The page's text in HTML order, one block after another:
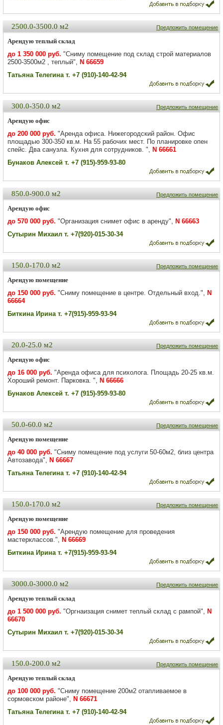
Предложить помещение
2500.0-3500.0 м2
Арендую теплый склад
до 1 350 000 руб. "Сниму помещение под склад строй материалов
2500-3500м2 , теплый", N 66659
Татьяна Телегина т. +7 (910)-140-42-94
Предложить помещение
300.0-350.0 м2
Арендую офис
до 200 000 руб. "Аренда офиса. Нижегородский район. Офис
площадью 300-350 кв.м. На 55 рабочих мест. По планировке опен
спейс. Два санузла. Кухня для сотрудников. ", N 66661
Бунаков Алексей т. +7 (915)-959-93-80
Предложить помещение
850.0-900.0 м2
Арендую офис
до 570 000 руб. "Организация снимет офис в аренду", N 66663
Сутырин Михаил т. +7(920)-015-30-34
Предложить помещение
150.0-170.0 м2
Арендую помещение
до 150 000 руб. "Сниму помещение в центре. Отдельный вход.", N
66664
Биткина Ирина т. +7(915)-959-93-94
Предложить помещение
20.0-25.0 м2
Арендую офис
до 16 000 руб. "Аренда офиса для психолога. Площадь 20-25 кв.м.
Хороший ремонт. Парковка. ", N 66666
Бунаков Алексей т. +7 (915)-959-93-80
Предложить помещение
50.0-60.0 м2
Арендую помещение
до 40 000 руб. "Сниму помещение под услуги 50-60м2, близ центра
Автозавода", N 66667
Татьяна Телегина т. +7 (910)-140-42-94
Предложить помещение
150.0-170.0 м2
Арендую помещение
до 150 000 руб. "Арендую помещение для проведения
мастерклассов.", N 66669
Биткина Ирина т. +7(915)-959-93-94
Предложить помещение
3000.0-3000.0 м2
Арендую теплый склад
до 1 500 000 руб. "Оргнаизация снимет теплый склад с рампой", N
66670
Сутырин Михаил т. +7(920)-015-30-34
Предложить помещение
150.0-200.0 м2
Арендую теплый склад
до 100 000 руб. "Сниму помещение 200м2 отапливаемое в
сормовском районе", N 66671
Татьяна Телегина т. +7 (910)-140-42-94